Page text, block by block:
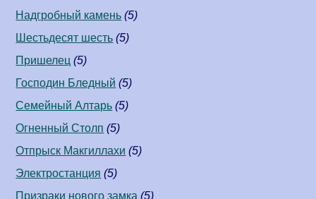
Надгробный камень (5)
Шестьдесят шесть (5)
Пришелец (5)
Господин Бледный (5)
Семейный Алтарь (5)
Огненный Столп (5)
Отпрыск Макгиллахи (5)
Электростанция (5)
Призраки нового замка (5)